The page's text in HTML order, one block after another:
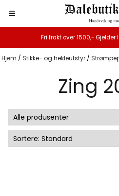
Hopp til innhold
Fri frakt over 1500,- Gjelder
Hjem / Stikke- og hekleutstyr /
Zing